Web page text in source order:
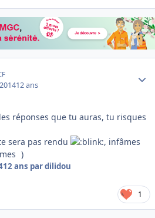
12 ans
réponses que tu auras, tu risques
sera pas rendu
, infâmes
)
12 ans par dilidou
1